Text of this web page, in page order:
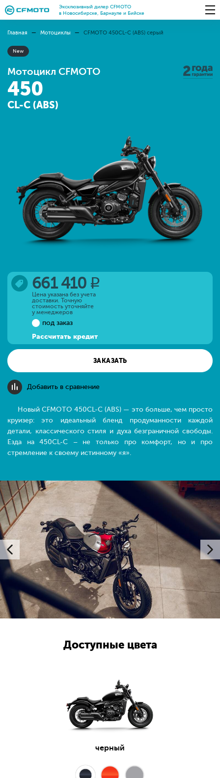
Эксклюзивный дилер CFMOTO
в Новосибирске, Барнауле и Бийске
Главная Мотоциклы CFMOTO 450CL-C (ABS) серый
New
Мотоцикл CFMOTO
450
CL-C (ABS)
661 410 q
Цена указана без учета
доставки. Точную
стоимость уточняйте
у менеджеров
под заказ
Рассчитать кредит
ЗАКАЗАТЬ
Добавить в сравнение
Новый CFMOTO 450CL-C (ABS) — это больше, чем просто
круизер: это идеальный бленд продуманности каждой
детали, классического стиля и духа безграничной свободы.
Езда на 450CL-C – не только про комфорт, но и про
стремление к своему истинному «я».
Доступные цвета
черный